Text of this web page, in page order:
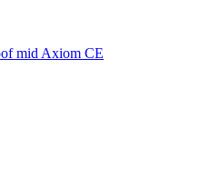
mid Axiom CE